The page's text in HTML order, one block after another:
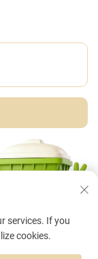
services. If you
cookies.